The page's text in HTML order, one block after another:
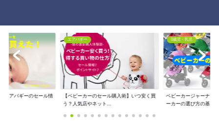
エアバギーのセール情
エアバギー
【ベビーカーのセール購入術】いつ安く買
う？人気店やネット...
0歳児・乳児
ベビーカージャーナリ
ーカーの選び方の基...